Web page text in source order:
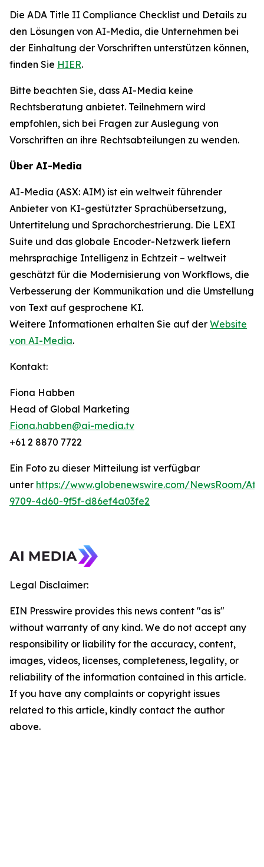
Die ADA Title II Compliance Checklist und Details zu
den Lösungen von AI-Media, die Unternehmen bei
der Einhaltung der Vorschriften unterstützen können,
finden Sie HIER.
Bitte beachten Sie, dass AI-Media keine
Rechtsberatung anbietet. Teilnehmern wird
empfohlen, sich bei Fragen zur Auslegung von
Vorschriften an ihre Rechtsabteilungen zu wenden.
Über AI-Media
AI-Media (ASX: AIM) ist ein weltweit führender
Anbieter von KI-gestützter Sprachübersetzung,
Untertitelung und Sprachorchestrierung. Die LEXI
Suite und das globale Encoder-Netzwerk liefern
mehrsprachige Intelligenz in Echtzeit – weltweit
geschätzt für die Modernisierung von Workflows, die
Verbesserung der Kommunikation und die Umstellung
von Text auf gesprochene KI.
Weitere Informationen erhalten Sie auf der Website
von AI-Media.
Kontakt:
Fiona Habben
Head of Global Marketing
Fiona.habben@ai-media.tv
+61 2 8870 7722
Ein Foto zu dieser Mitteilung ist verfügbar
unter https://www.globenewswire.com/NewsRoom/
9709-4d60-9f5f-d86ef4a03fe2
Legal Disclaimer:
EIN Presswire provides this news content "as is"
without warranty of any kind. We do not accept any
responsibility or liability for the accuracy, content,
images, videos, licenses, completeness, legality, or
reliability of the information contained in this article.
If you have any complaints or copyright issues
related to this article, kindly contact the author
above.